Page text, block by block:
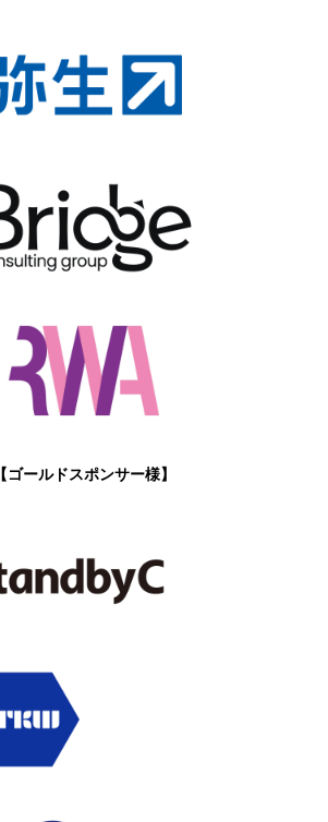
【ゴールドスポンサー様】